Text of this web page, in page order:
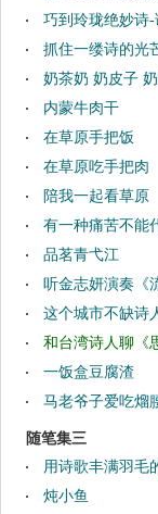
巧到玲珑绝妙诗
抓住一缕诗的光
壹束星光的三首
奶茶奶 奶皮子
内蒙牛肉干
在草原手把饭
在草原吃手把肉
陪我一起看草原
有一种痛苦不能
品茗青弋江
听金志妍演奏《
这个城市不缺诗
和台湾诗人聊《
一饭盒豆腐渣
马老爷子爱吃熘
随笔集三
用诗歌丰满羽毛
燕子的诗
炖小鱼